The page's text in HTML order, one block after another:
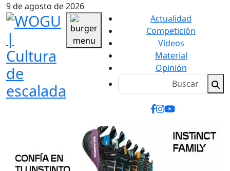
9 de agosto de 2026
Actualidad
Competición
Vídeos
Material
Opinión